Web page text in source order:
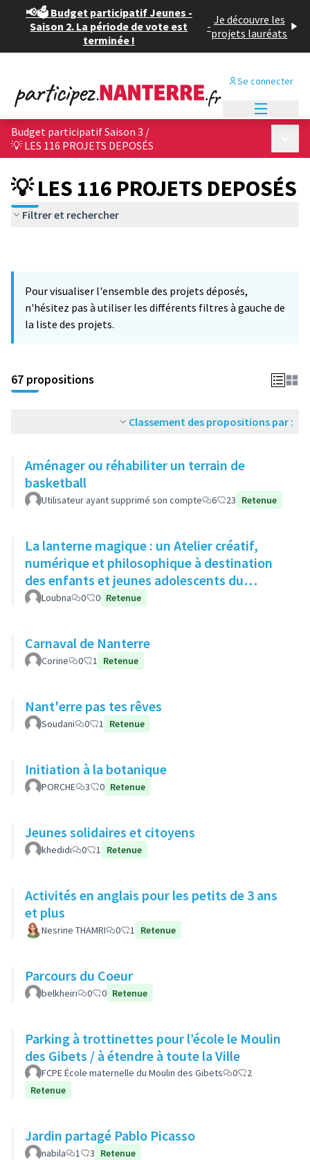
📢🗳️ Budget participatif Jeunes -
Saison 2. La période de vote est
terminée !
- Je découvre les
projets lauréats
Se connecter
Budget participatif Saison 3 /
💡 LES 116 PROJETS DEPOSÉS
💡 LES 116 PROJETS DEPOSÉS
Filtrer et rechercher
Pour visualiser l'ensemble des projets déposés,
n'hésitez pas à utiliser les différents filtres à gauche de
la liste des projets.
67 propositions
Classement des propositions par :
Aménager ou réhabiliter un terrain de
basketball
Utilisateur ayant supprimé son compte 6 23 Retenue
La lanterne magique : un Atelier créatif,
numérique et philosophique à destination
des enfants et jeunes adolescents du
quartier
Loubna 0 0 Retenue
Carnaval de Nanterre
Corine 0 1 Retenue
Nant'erre pas tes rêves
Soudani 0 1 Retenue
Initiation à la botanique
PORCHE 3 0 Retenue
Jeunes solidaires et citoyens
khedidi 0 1 Retenue
Activités en anglais pour les petits de 3 ans
et plus
Nesrine THAMRI 0 1 Retenue
Parcours du Coeur
belkheiri 0 0 Retenue
Parking à trottinettes pour l’école le Moulin
des Gibets / à étendre à toute la Ville
FCPE École maternelle du Moulin des Gibets 0
2
Retenue
Jardin partagé Pablo Picasso
nabila 1 3 Retenue